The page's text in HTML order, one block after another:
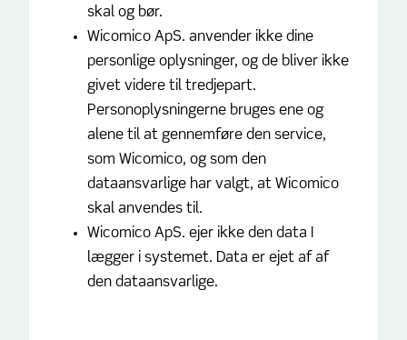
skal og bør.
Wicomico ApS. anvender ikke dine
personlige oplysninger, og de bliver ikke
givet videre til tredjepart.
Personoplysningerne bruges ene og
alene til at gennemføre den service,
som Wicomico, og som den
dataansvarlige har valgt, at Wicomico
skal anvendes til.
Wicomico ApS. ejer ikke den data I
lægger i systemet. Data er ejet af af
den dataansvarlige.